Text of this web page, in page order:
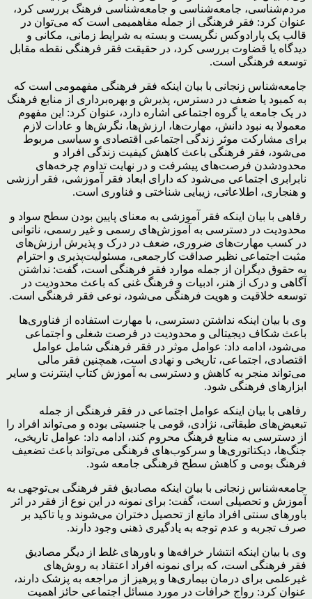
مردم‌شناسی، جامعه‌شناسی و جامعه‌شناسی فرهنگ بررسی کرد،
عنوان کرد: فقر فرهنگی از جمله مفاهمیمی است که می‌توان در
قالب یک پارادوکس نگریست و بسته به شرایط زمانی، مکانی و
دیدگاه یا قضاوت بررسی کرد، در حقیقت فقر فرهنگی نقطه مقابل
توسعه فرهنگی است.
جامعه‌شناس زنجانی با بیان اینکه فقر فرهنگی مفهمومی است که
به کمبود یا ضعف در دسترس، پذیرش و بهره‌برداری از منابع فرهنگ
در یک جامعه یا گروه اجتماعی اشاره دارد، عنوان کرد: این مفهوم
معمولا به نبود دانش، مهارت‌ها، ارزش‌ها، نگرش‌ها و عادات لازم
برای مشارکت موثر زندگی اجتماعی اقتصادی و سیاسی مربوط
می‌شود، فقر فرهنگی باعث کاهش کیفیت زندگی افراد و
محدودشدن فرصت‌های پیشرفت و در نهایت تداوم چرخه‌های
نابرابری اجتماعی می‌شود که دارای ابعاد فقر آموزشی، فقر ارزشی
و هنجاری، اطلاعاتی، زیبایی شناختی و فناوری است.
رفاهی با بیان اینکه فقر آموزشی به معنای پایین بودن سطح سواد و
محدودیت در دسترسی به آموزش‌های رسمی و غیر رسمی، ناتوانی
در کسب مهارت‌های ضروری، ضعف در درک و پذیرش ارزش‌های
مثبت اجتماعی نظیر صداقت کارجمعی، مسئولیت‌پذیری و احترام
به حقوق دیگران از جمله موارد فقر فرهنگی است، گفت: نداشتن
آگاهی و درک از هنر، ادبیات و فرهنگ غنی که باعث محدودیت در
توسعه خلاقیت و هویت فرهنگی می‌شود، نوعی فقر فرهنگی است.
وی با بیان اینکه نداشتن دسترسی، با مهارت استفاده از فناوری‌ها
باعث شکاف دیجیتالی و محدودیت در فرصت شغلی و اجتماعی
می‌شود، ادامه داد: عوامل موثر در فقر فرهنگی شامل عوامل
اقتصادی، اجتماعی، تاریخی و نهادی است، همچنین فقر مالی
می‌تواند منجر به کاهش و دسترسی به آموزش کتاب اینترنت و سایر
ابزارهای فرهنگی شود.
رفاهی با بیان اینکه عوامل اجتماعی در فقر فرهنگی از جمله
تبعیض‌های طبقاتی، نژادی، قومی یا جنسیتی بوده و می‌تواند افراد را
از دسترسی به منابع فرهنگ محروم کند، ادامه داد: عوامل تاریخی،
جنگ‌ها، دیکتاتوری‌ها و سرکوب‌های فرهنگی می‌تواند باعث تضعیف
فرهنگ بومی و کاهش سطح فرهنگی جامعه شود.
جامعه‌شناس زنجانی با بیان اینکه مصادیق فقر فرهنگی بی‌توجهی به
آموزش و تحصیلی است، گفت: برای نمونه در این نوع از فقر در اثر
باورهای سنتی افراد مانع از تحصیل دختران می‌شوند و یا تاکید بر
صرف تجربه و عدم توجه به یادگیری ذهنی وجود دارند.
وی با بیان اینکه انتشار خرافه‌ها و باورهای غلط از دیگر مصادیق
فقر فرهنگی است، که برای نمونه افراد اعتقاد به روش‌های
غیرعلمی برای درمان بیماری‌ها و پرهیز از مراجعه به پزشک دارند،
عنوان کرد: رواج خرافات در مورد مسائل اجتماعی حائز اهمیت